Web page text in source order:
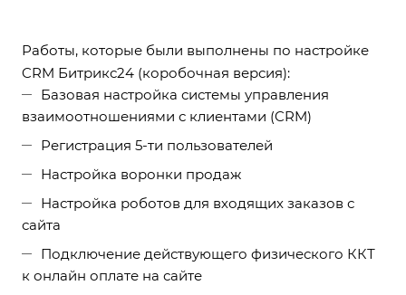
Работы, которые были выполнены по настройке
CRM Битрикс24 (коробочная версия):
Базовая настройка системы управления
взаимоотношениями с клиентами (CRM)
Регистрация 5-ти пользователей
Настройка воронки продаж
Настройка роботов для входящих заказов с
сайта
Подключение действующего физического ККТ
к онлайн оплате на сайте